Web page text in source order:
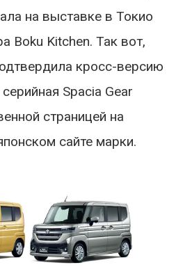
на выставке в Токио
Boku Kitchen. Так вот,
кросс-версию
Spacia Gear
страницей на
сайте марки.